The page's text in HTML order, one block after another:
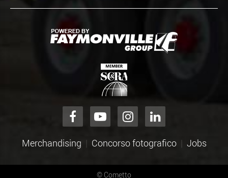
Merchandising Concorso fotografico Jobs
© Cometto